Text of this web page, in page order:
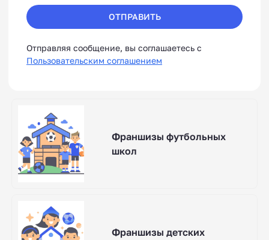
ОТПРАВИТЬ
Отправляя сообщение, вы соглашаетесь с
Пользовательским соглашением
Франшизы футбольных
школ
Франшизы детских